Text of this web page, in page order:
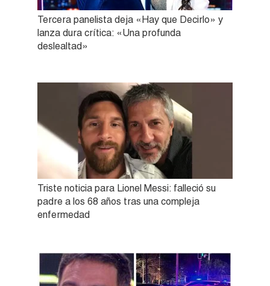
Tercera panelista deja «Hay que Decirlo» y
lanza dura crítica: «Una profunda
deslealtad»
Triste noticia para Lionel Messi: falleció su
padre a los 68 años tras una compleja
enfermedad